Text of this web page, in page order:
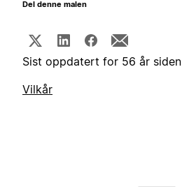
Del denne malen
Sist oppdatert for 56 år siden
Vilkår